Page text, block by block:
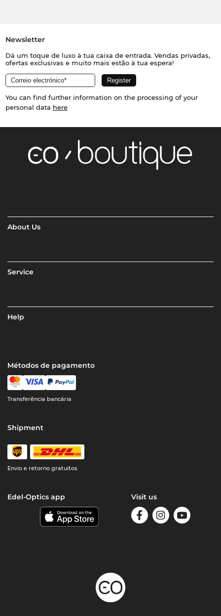
Newsletter
Dá um toque de luxo à tua caixa de entrada. Vendas privadas,
ofertas exclusivas e muito mais estão à tua espera!
You can find further information on the processing of your
personal data here
About Us
Service
Help
Métodos de pagamento
Transferência bancária
Shipment
Envio e retorno gratuitos
Edel-Optics app Visit us